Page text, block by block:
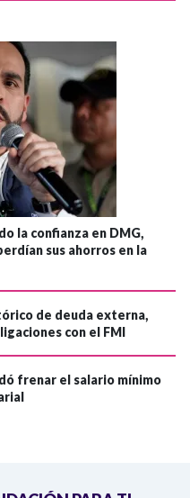
la confianza en DMG,
sus ahorros en la
de deuda externa,
con el FMI
frenar el salario mínimo